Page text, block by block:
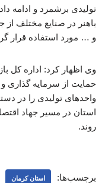
تولیدی برشمرد و ادامه
باهنر در صنایع مختلف از
و … مورد استفاده قرار
وی اظهار کرد: اداره کل
حمایت از سرمایه گذاری و
واحدهای تولیدی را در
استان در مسیر جهاد
روند.
برچسب‌ها: استان کرمان